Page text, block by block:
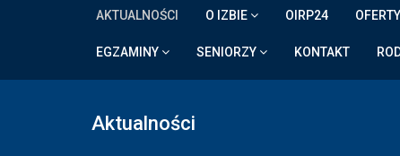
AKTUALNOŚCI O IZBIE OIRP24
EGZAMINY SENIORZY KONTAKT
Aktualności